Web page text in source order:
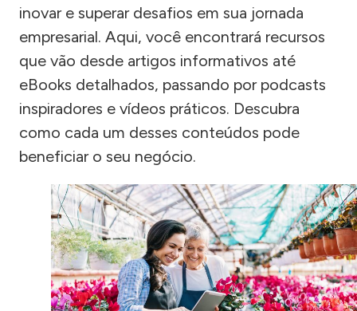
inovar e superar desafios em sua jornada
empresarial. Aqui, você encontrará recursos
que vão desde artigos informativos até
eBooks detalhados, passando por podcasts
inspiradores e vídeos práticos. Descubra
como cada um desses conteúdos pode
beneficiar o seu negócio.